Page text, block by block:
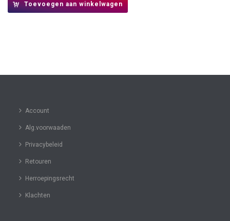
Toevoegen aan winkelwagen
Account
Alg.voorwaaden
Privacybeleid
Retouren
Herroepingsrecht
Klachten